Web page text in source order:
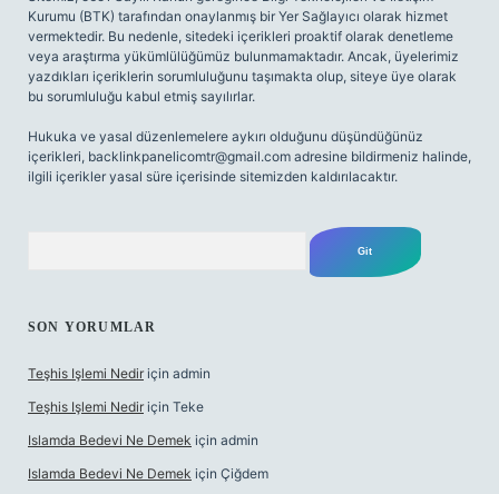
Kurumu (BTK) tarafından onaylanmış bir Yer Sağlayıcı olarak hizmet
vermektedir. Bu nedenle, sitedeki içerikleri proaktif olarak denetleme
veya araştırma yükümlülüğümüz bulunmamaktadır. Ancak, üyelerimiz
yazdıkları içeriklerin sorumluluğunu taşımakta olup, siteye üye olarak
bu sorumluluğu kabul etmiş sayılırlar.
Hukuka ve yasal düzenlemelere aykırı olduğunu düşündüğünüz
içerikleri, backlinkpanelicomtr@gmail.com adresine bildirmeniz halinde,
ilgili içerikler yasal süre içerisinde sitemizden kaldırılacaktır.
SON YORUMLAR
Teşhis Işlemi Nedir için admin
Teşhis Işlemi Nedir için Teke
Islamda Bedevi Ne Demek için admin
Islamda Bedevi Ne Demek için Çiğdem